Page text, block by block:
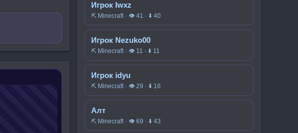
Игрок Iwxz
⛏️ Minecraft · 👁 41 · ⬇ 40
Игрок Nezuko00
⛏️ Minecraft · 👁 11 · ⬇ 11
Игрок idyu
⛏️ Minecraft · 👁 29 · ⬇ 16
Алт
⛏️ Minecraft · 👁 69 · ⬇ 43